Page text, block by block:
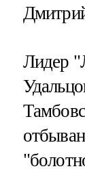
Лидер